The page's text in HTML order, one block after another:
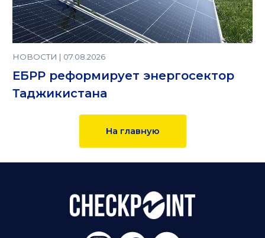
НОВОСТИ | 07.08.2026
ЕБРР реформирует энергосектор
Таджикистана
На главную